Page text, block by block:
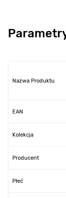
Nazwa Produktu
EAN
Kolekcja
Producent
Płeć